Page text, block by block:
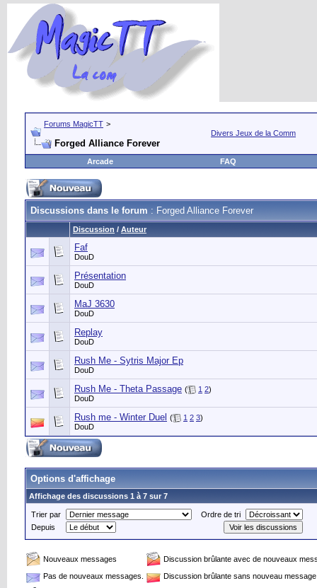
Forums MagicTT >
Divers Jeux de la Comm
Forged Alliance Forever
Arcade FAQ
Discussions dans le forum : Forged Alliance Forever
Discussion / Auteur
Faf
DouD
Présentation
DouD
MaJ 3630
DouD
Replay
DouD
Rush Me - Sytris Major Ep
DouD
Rush Me - Theta Passage ( 1 2)
DouD
Rush me - Winter Duel ( 1 2 3)
DouD
Options d'affichage
Affichage des discussions 1 à 7 sur 7
Trier par
Ordre de tri
Depuis
Nouveaux messages
Discussion brûlante avec de nouveaux
Pas de nouveaux messages.
Discussion brûlante sans nouveau message